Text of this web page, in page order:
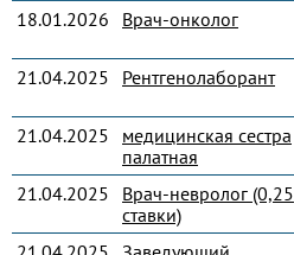
18.01.2026
Врач-онколог
21.04.2025
Рентгенолаборант
21.04.2025
медицинская сестра
палатная
21.04.2025
Врач-невролог (0,25
ставки)